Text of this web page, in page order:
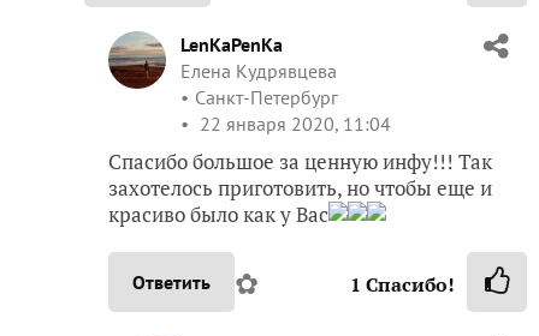
LenKaPenKa
Елена Кудрявцева
Санкт-Петербург
22 января 2020, 11:04
Спасибо большое за ценную инфу!!! Так
захотелось приготовить, но чтобы еще и
красиво было как у Вас
Ответить ✿ 1 Спасибо!